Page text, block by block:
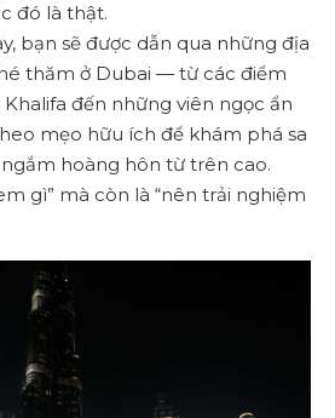
đó là thật.
bạn sẽ được dẫn qua những địa
thăm ở Dubai — từ các điểm
đến những viên ngọc ẩn
mẹo hữu ích để khám phá sa
hoàng hôn từ trên cao.
gì” mà còn là “nên trải nghiệm